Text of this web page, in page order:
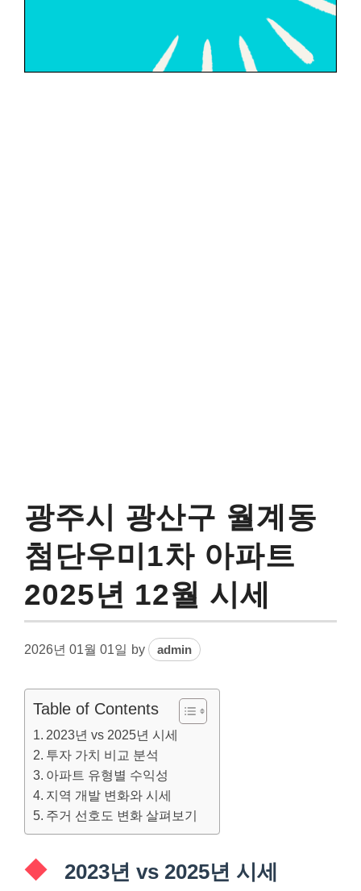
광주시 광산구 월계동
첨단우미1차 아파트
2025년 12월 시세
2026년 01월 01일 by admin
Table of Contents
2023년 vs 2025년 시세
투자 가치 비교 분석
아파트 유형별 수익성
지역 개발 변화와 시세
주거 선호도 변화 살펴보기
2023년 vs 2025년 시세